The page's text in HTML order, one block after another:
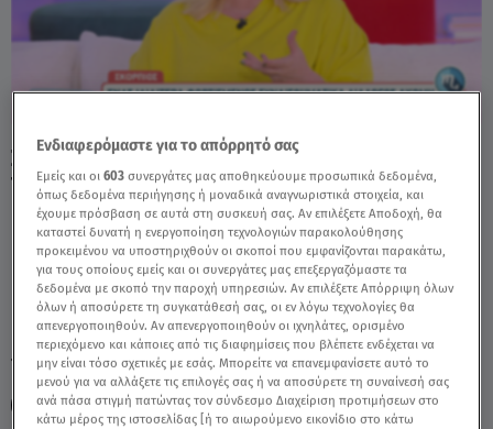
Σκορπιός Σήμερα 22/04/26: Οι Προβλέψεις
Tης Άσης Μπήλιου - Video
TAGS: ΖΩΔΙΑ ΑΣΗ ΜΠΗΛΙΟΥ ΖΩΔΙΑ
ΗΜΕΡΗΣΙΕΣ ΠΡΟΒΛΕΨΕΙΣ ΣΚΟΡΠΙΟΣ
ΑΣΗ ΜΠΗΛΙΟΥ
Ενδιαφερόμαστε για το απόρρητό σας
Εμείς και οι603 συνεργάτες μας αποθηκεύουμε προσωπικά δεδομένα,
όπως δεδομένα περιήγησης ή μοναδικά αναγνωριστικά στοιχεία, και
έχουμε πρόσβαση σε αυτά στη συσκευή σας. Αν επιλέξετε Αποδοχή, θα
καταστεί δυνατή η ενεργοποίηση τεχνολογιών παρακολούθησης
προκειμένου να υποστηριχθούν οι σκοποί που εμφανίζονται παρακάτω,
για τους οποίους εμείς και οι συνεργάτες μας επεξεργαζόμαστε τα
δεδομένα με σκοπό την παροχή υπηρεσιών. Αν επιλέξετε Απόρριψη όλων
όλων ή αποσύρετε τη συγκατάθεσή σας, οι εν λόγω τεχνολογίες θα
απενεργοποιηθούν. Αν απενεργοποιηθούν οι ιχνηλάτες, ορισμένο
περιεχόμενο και κάποιες από τις διαφημίσεις που βλέπετε ενδέχεται να
μην είναι τόσο σχετικές με εσάς. Μπορείτε να επανεμφανίσετε αυτό το
μενού για να αλλάξετε τις επιλογές σας ή να αποσύρετε τη συναίνεσή σας
ανά πάσα στιγμή πατώντας τον σύνδεσμο Διαχείριση προτιμήσεων στο
κάτω μέρος της ιστοσελίδας [ή το αιωρούμενο εικονίδιο στο κάτω